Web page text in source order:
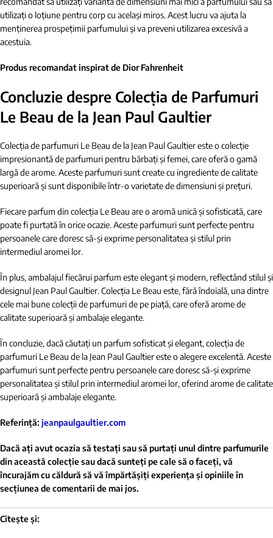
utilizați o loțiune pentru corp cu același miros. Acest lucru va ajuta la
menținerea prospețimii parfumului și va preveni utilizarea excesivă a
acestuia.
Produs recomandat inspirat de Dior Fahrenheit
Concluzie despre Colecția de Parfumuri
Le Beau de la Jean Paul Gaultier
Colecția de parfumuri Le Beau de la Jean Paul Gaultier este o colecție
impresionantă de parfumuri pentru bărbați și femei, care oferă o gamă
largă de arome. Aceste parfumuri sunt create cu ingrediente de calitate
superioară și sunt disponibile într-o varietate de dimensiuni și prețuri.
Fiecare parfum din colecția Le Beau are o aromă unică și sofisticată, care
poate fi purtată în orice ocazie. Aceste parfumuri sunt perfecte pentru
persoanele care doresc să-și exprime personalitatea și stilul prin
intermediul aromei lor.
În plus, ambalajul fiecărui parfum este elegant și modern, reflectând stilul și
designul Jean Paul Gaultier. Colecția Le Beau este, fără îndoială, una dintre
cele mai bune colecții de parfumuri de pe piață, care oferă arome de
calitate superioară și ambalaje elegante.
În concluzie, dacă căutați un parfum sofisticat și elegant, colecția de
parfumuri Le Beau de la Jean Paul Gaultier este o alegere excelentă. Aceste
parfumuri sunt perfecte pentru persoanele care doresc să-și exprime
personalitatea și stilul prin intermediul aromei lor, oferind arome de calitate
superioară și ambalaje elegante.
Referință: jeanpaulgaultier.com
Dacă ați avut ocazia să testați sau să purtați unul dintre parfumurile
din această colecție sau dacă sunteți pe cale să o faceți, vă
încurajăm cu căldură să vă împărtășiți experiența și opiniile în
secțiunea de comentarii de mai jos.
Citește și: